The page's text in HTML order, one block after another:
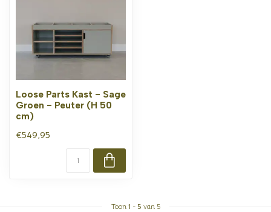
Loose Parts Kast - Sage
Groen - Peuter (H 50
cm)
€549,95
Toon 1 - 5 van 5